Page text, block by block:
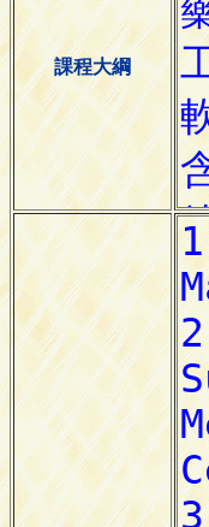
課程大綱